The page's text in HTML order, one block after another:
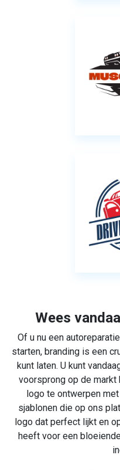
Wees
Of u nu een
starten, branding is een
kunt laten. U kunt
voorsprong op de
logo te ontwerpen
sjablonen die op ons
logo dat perfect lijkt en
heeft voor een